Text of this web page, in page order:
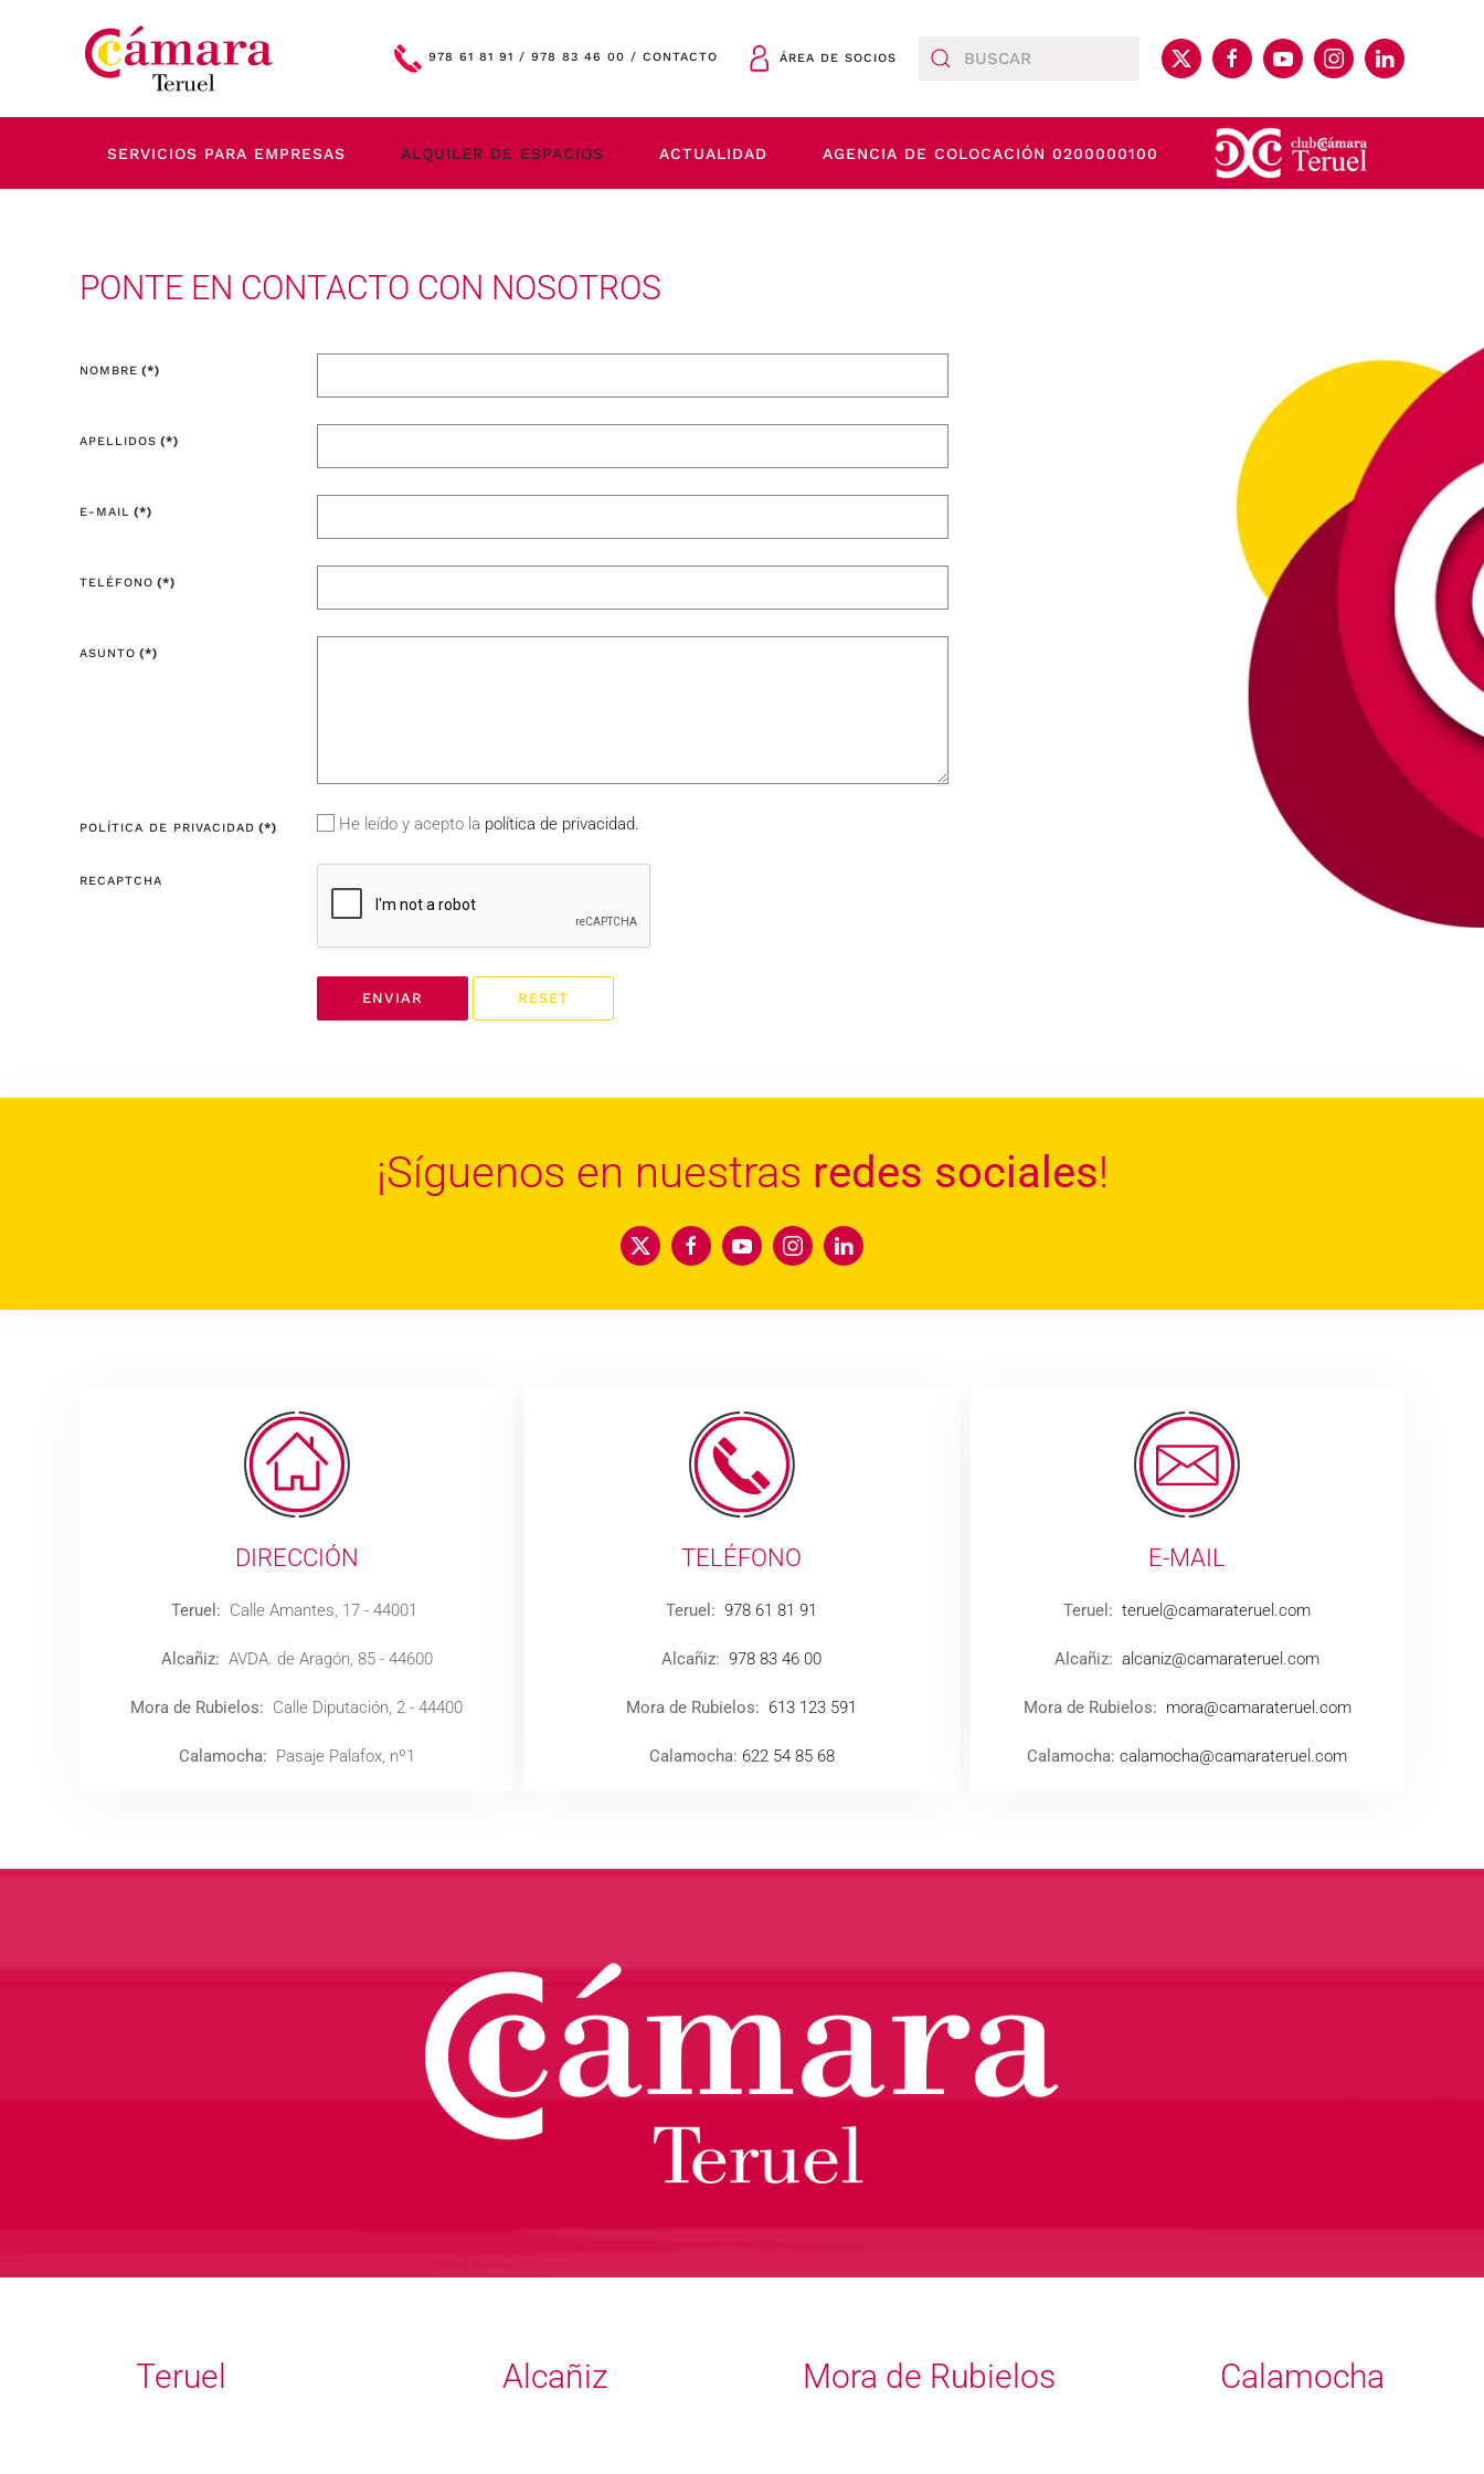
Skip to main content 978 61 81 91 / 978 83 46 00 / CONTACTO ÁREA DE SOCIOS
SERVICIOS PARA EMPRESAS ALQUILER DE ESPACIOS ACTUALIDAD AGENCIA DE COLOCACIÓN 0200000100
PONTE EN CONTACTO CON NOSOTROS
NOMBRE (*)
APELLIDOS (*)
E-MAIL (*)
TELÉFONO (*)
ASUNTO (*)
POLÍTICA DE PRIVACIDAD (*) He leído y acepto la política de privacidad.
RECAPTCHA
ENVIAR RESET
¡Síguenos en nuestras redes sociales!
DIRECCIÓN
Teruel: Calle Amantes, 17 - 44001
Alcañiz: AVDA. de Aragón, 85 - 44600
Mora de Rubielos: Calle Diputación, 2 - 44400
Calamocha: Pasaje Palafox, nº1
TELÉFONO
Teruel: 978 61 81 91
Alcañiz: 978 83 46 00
Mora de Rubielos: 613 123 591
Calamocha: 622 54 85 68
E-MAIL
Teruel: teruel@camarateruel.com
Alcañiz: alcaniz@camarateruel.com
Mora de Rubielos: mora@camarateruel.com
Calamocha: calamocha@camarateruel.com
Teruel Alcañiz Mora de Rubielos Calamocha